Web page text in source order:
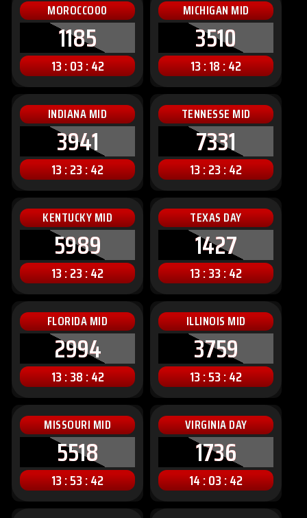
MOROCCO00
1185
13 : 03 : 40
MICHIGAN MID
3510
13 : 18 : 40
INDIANA MID
3941
13 : 23 : 40
TENNESSE MID
7331
13 : 23 : 40
KENTUCKY MID
5989
13 : 23 : 40
TEXAS DAY
1427
13 : 33 : 40
FLORIDA MID
2994
13 : 38 : 40
ILLINOIS MID
3759
13 : 53 : 40
MISSOURI MID
5518
13 : 53 : 40
VIRGINIA DAY
1736
14 : 03 : 40